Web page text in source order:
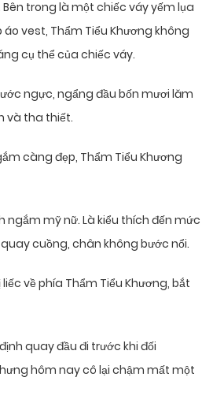
trong là một chiếc váy yếm lụa
vest, Thẩm Tiểu Khương không
cụ thể của chiếc váy.
ngực, ngẩng đầu bốn mươi lăm
và tha thiết.
càng đẹp, Thẩm Tiểu Khương
ngắm mỹ nữ. Là kiểu thích đến mức
cuồng, chân không bước nổi.
về phía Thẩm Tiểu Khương, bắt
quay đầu đi trước khi đối
hôm nay cô lại chậm mất một